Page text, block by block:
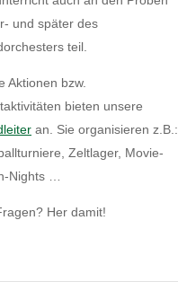
und später des
teil.
Aktionen bzw.
bieten unsere
an. Sie organisieren z.B.:
Zeltlager, Movie-
Nights …
Her damit!